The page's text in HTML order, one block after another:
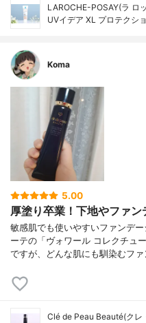
LAROCHE-POSAY(ラ ロ
UVイデア XL プロテクシ
Koma
5.00
厚塗り卒業！下地やファ
敏感肌でも使いやすいファンデ
ーテの「ヴォワール コレクチュ
ですが、どんな肌にも馴染むフ
Clé de Peau Beauté(クレ